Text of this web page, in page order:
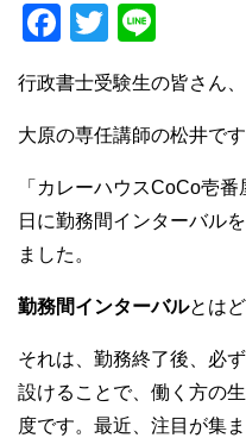
F
a
c
e
b
o
o
k
T
wi
tt
er
e
行政書士受験生の皆さん、
大原の専任講師の松井です
「カレーハウスCoCo壱
日に勤務間インターバル
ました。
勤務間インターバルとは
それは、勤務終了後、必
設けることで、働く方の
度です。最近、注目が集ま